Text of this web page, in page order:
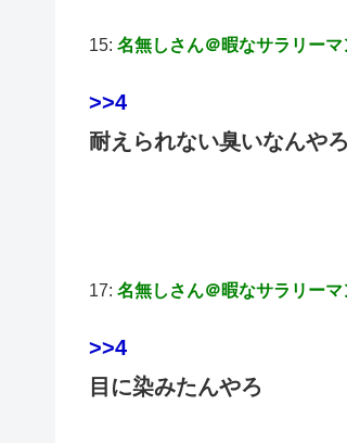
15: 名無しさん＠暇なサラリーマ
>>4
耐えられない臭いなんやろ
17: 名無しさん＠暇なサラリーマ
>>4
目に染みたんやろ